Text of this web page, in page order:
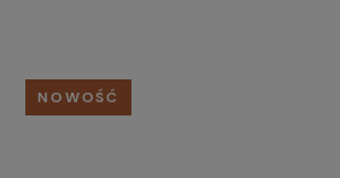
NOWOŚĆ